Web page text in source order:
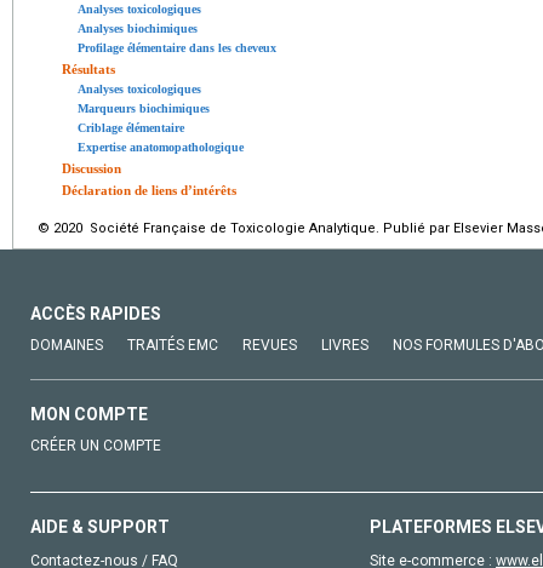
Analyses toxicologiques
Analyses biochimiques
Profilage élémentaire dans les cheveux
Résultats
Analyses toxicologiques
Marqueurs biochimiques
Criblage élémentaire
Expertise anatomopathologique
Discussion
Déclaration de liens d’intérêts
© 2020 Société Française de Toxicologie Analytique. Publié par Elsevier
ACCÈS RAPIDES
DOMAINES TRAITÉS EMC REVUES LIVRES NOS FORMULES
MON COMPTE
CRÉER UN COMPTE
AIDE & SUPPORT
Contactez-nous / FAQ
PLATEFORMES
Site e-commerce :